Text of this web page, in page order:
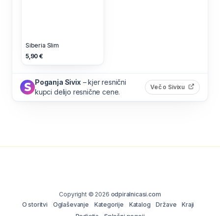
Siberia Slim
5,90 €
Poganja Sivix – kjer resnični
kupci delijo resnične cene.
Več o Sivixu (odpre
Copyright © 2026 odpiralnicasi.com
O storitvi
Oglaševanje Kategorije Katalog Države
Kraji